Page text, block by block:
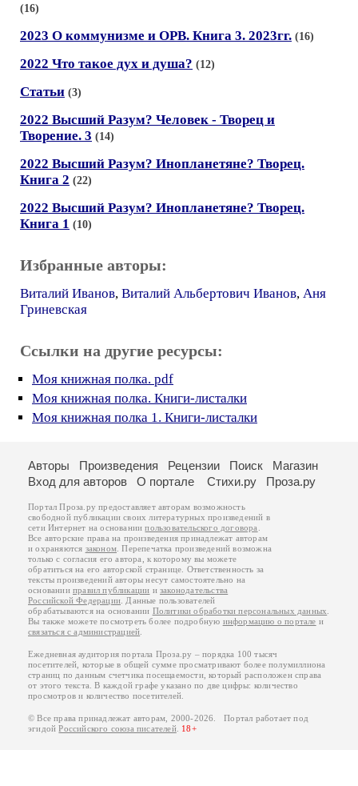
(16)
2023 О коммунизме и ОРВ. Книга 3. 2023гг. (16)
2022 Что такое дух и душа? (12)
Статьи (3)
2022 Высший Разум? Человек - Творец и
Творение. 3 (14)
2022 Высший Разум? Инопланетяне? Творец.
Книга 2 (22)
2022 Высший Разум? Инопланетяне? Творец.
Книга 1 (10)
Избранные авторы:
Виталий Иванов, Виталий Альбертович Иванов, Аня
Гриневская
Ссылки на другие ресурсы:
Моя книжная полка. pdf
Моя книжная полка. Книги-листалки
Моя книжная полка 1. Книги-листалки
Авторы Произведения Рецензии Поиск
Магазин
Вход для авторов
О портале Стихи.ру Проза.ру
Портал Проза.ру предоставляет авторам возможность
свободной публикации своих литературных произведений в
сети Интернет на основаниипользовательского договора
Все авторские права на произведения принадлежат авторам
и охраняются законом . Перепечатка произведений возможна
только с согласия его автора, к которому вы можете
обратиться на его авторской странице. Ответственность за
тексты произведений авторы несут самостоятельно на
основанииправил публикации изаконодательства
Российской Федерации . Данные пользователей
обрабатываются на основании Политики обработки персональных данных
Вы также можете посмотреть более подробную информацию о портале и
связаться с администрацией
Ежедневная аудитория портала Проза.ру – порядка 100 тысяч
посетителей, которые в общей сумме просматривают более полумиллиона
страниц по данным счетчика посещаемости, который расположен справа
от этого текста. В каждой графе указано по две цифры: количество
просмотров и количество посетителей.
© Все права принадлежат авторам, 2000-2026. Портал работает под
эгидойРоссийского союза писателей. 18+